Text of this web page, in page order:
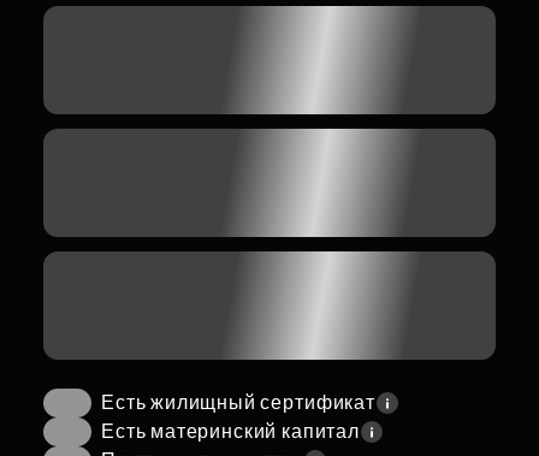
Есть жилищный сертификат
Есть материнский капитал